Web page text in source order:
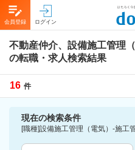
会員登録 ログイン
不動産仲介、設備施工管理
の転職・求人検索結果
16 件
現在の検索条件